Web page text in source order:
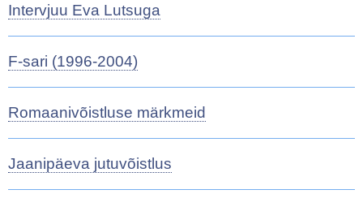
Intervjuu Eva Lutsuga
F-sari (1996-2004)
Romaanivõistluse märkmeid
Jaanipäeva jutuvõistlus